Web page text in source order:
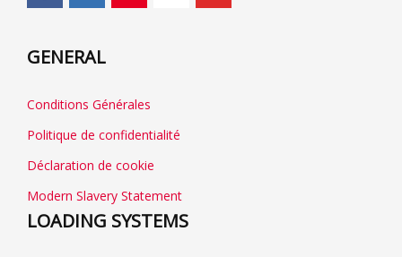
GENERAL
Conditions Générales
Politique de confidentialité
Déclaration de cookie
Modern Slavery Statement
LOADING SYSTEMS